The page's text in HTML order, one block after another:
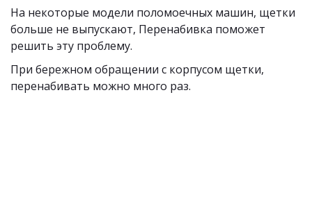
На некоторые модели поломоечных машин, щетки
больше не выпускают, Перенабивка поможет
решить эту проблему.
При бережном обращении с корпусом щетки,
перенабивать можно много раз.